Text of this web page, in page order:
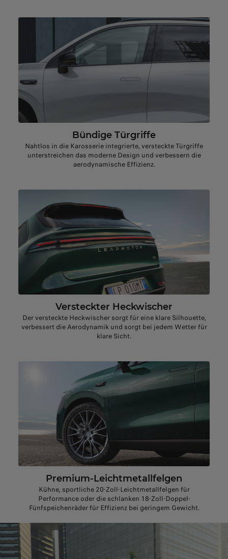
Bündige Türgriffe
Nahtlos in die Karosserie integrierte, versteckte Türgriffe
unterstreichen das moderne Design und verbessern die
aerodynamische Effizienz.
Versteckter Heckwischer
Der versteckte Heckwischer sorgt für eine klare Silhouette,
verbessert die Aerodynamik und sorgt bei jedem Wetter für
klare Sicht.
Premium-Leichtmetallfelgen
Kühne, sportliche 20-Zoll-Leichtmetallfelgen für
Performance oder die schlanken 18-Zoll-Doppel-
Fünfspeichenräder für Effizienz bei geringem Gewicht.